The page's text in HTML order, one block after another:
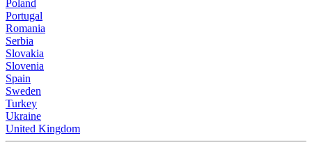
Poland
Portugal
Romania
Serbia
Slovakia
Slovenia
Spain
Sweden
Turkey
Ukraine
United Kingdom